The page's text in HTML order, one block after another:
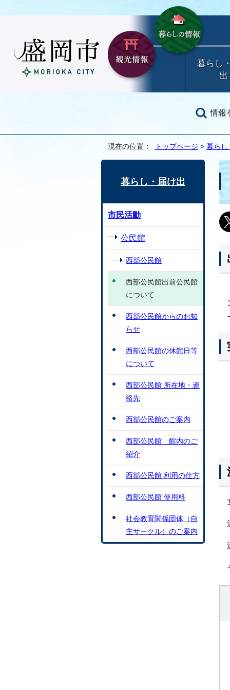
暮らし
出
情報
現在の位置： トップページ > 暮らし
暮らし・届け出
市民活動
公民館
西部公民館
西部公民館出前公民館
について
西部公民館からのお知
らせ
西部公民館の休館日等
について
西部公民館 所在地・連
絡先
西部公民館のご案内
西部公民館 館内のご
紹介
西部公民館 利用の仕方
西部公民館 使用料
社会教育関係団体（自
主サークル）のご案内